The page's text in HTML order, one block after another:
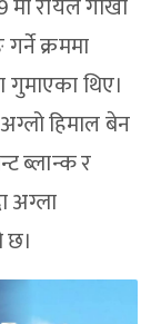
रोयल गोर्खा
क्रममा
गुमाएका थिए।
हिमाल बेन
ब्लान्क र
अग्ला